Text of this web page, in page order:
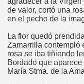
de valor, cortó una
en el pecho de la
La flor quedó
Zamarrilla contempló
rosa se iba tiñiendo
Bordado que
María Stma. de la